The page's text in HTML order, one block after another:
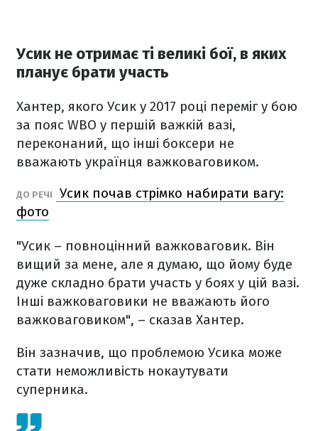
Усик не отримає ті великі бої, в яких
планує брати участь
Хантер, якого Усик у 2017 році переміг у бою
за пояс WBO у першій важкій вазі,
переконаний, що інші боксери не
вважають українця важковаговиком.
ДО РЕЧІ
Усик почав стрімко набирати вагу:
фото
"Усик – повноцінний важковаговик. Він
вищий за мене, але я думаю, що йому буде
дуже складно брати участь у боях у цій вазі.
Інші важковаговики не вважають його
важковаговиком", – сказав Хантер.
Він зазначив, що проблемою Усика може
стати неможливість нокаутувати
суперника.